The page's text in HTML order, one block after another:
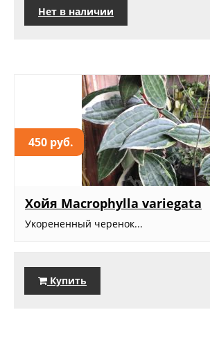
Нет в наличии
450 руб.
Хойя Macrophylla variegata
Укорененный черенок...
Купить